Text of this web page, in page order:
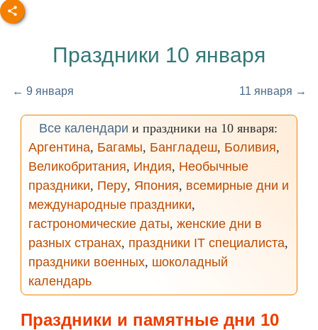
Праздники 10 января
← 9 января 11 января →
Все календари и праздники на 10 января:
Аргентина, Багамы, Бангладеш, Боливия,
Великобритания, Индия, Необычные
праздники, Перу, Япония, всемирные дни и
международные праздники,
гастрономические даты, женские дни в
разных странах, праздники IT специалиста,
праздники военных, шоколадный
календарь
Праздники и памятные дни 10